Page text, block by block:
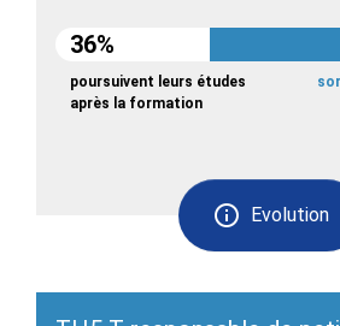
Evolution
36%
poursuivent leurs études
après la formation